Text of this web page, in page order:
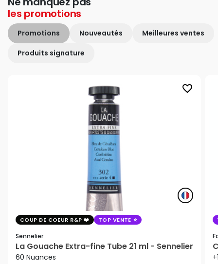
les promotions
Promotions Nouveautés Meilleures ventes
Produits signature
favorite_border
COUP DE COEUR R&P TOP VENTE
Sennelier
La Gouache Extra-fine Tube 21 ml - Sennelier
60 Nuances